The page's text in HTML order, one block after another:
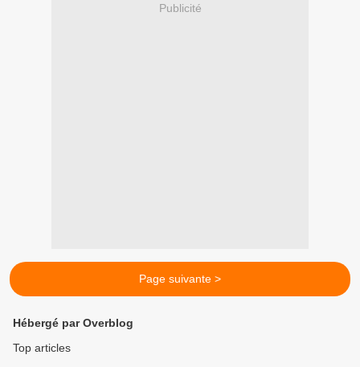
Publicité
Page suivante >
Hébergé par Overblog
Top articles